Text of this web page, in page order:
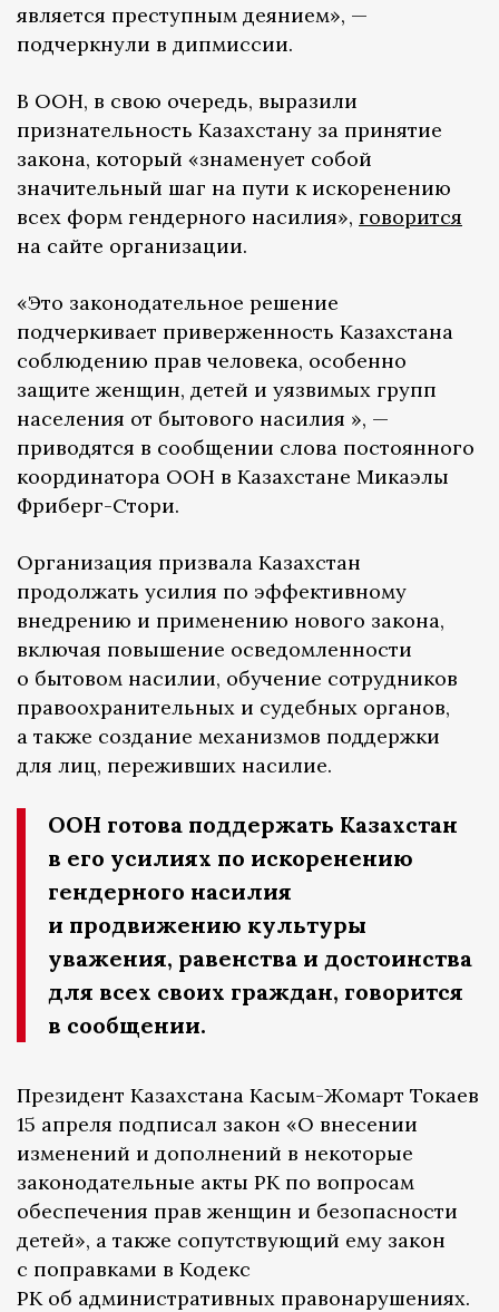
является преступным деянием», —
подчеркнули в дипмиссии.
В ООН, в свою очередь, выразили
признательность Казахстану за принятие
закона, который «знаменует собой
значительный шаг на пути к искоренению
всех форм гендерного насилия», говорится
на сайте организации.
«Это законодательное решение
подчеркивает приверженность Казахстана
соблюдению прав человека, особенно
защите женщин, детей и уязвимых групп
населения от бытового насилия », —
приводятся в сообщении слова постоянного
координатора ООН в Казахстане Микаэлы
Фриберг-Стори.
Организация призвала Казахстан
продолжать усилия по эффективному
внедрению и применению нового закона,
включая повышение осведомленности
о бытовом насилии, обучение сотрудников
правоохранительных и судебных органов,
а также создание механизмов поддержки
для лиц, переживших насилие.
ООН готова поддержать Казахстан
в его усилиях по искоренению
гендерного насилия
и продвижению культуры
уважения, равенства и достоинства
для всех своих граждан, говорится
в сообщении.
Президент Казахстана Касым-Жомарт Токаев
15 апреля подписал закон «О внесении
изменений и дополнений в некоторые
законодательные акты РК по вопросам
обеспечения прав женщин и безопасности
детей», а также сопутствующий ему закон
с поправками в Кодекс
РК об административных правонарушениях.